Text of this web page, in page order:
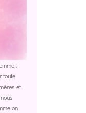
:
toute
et
on